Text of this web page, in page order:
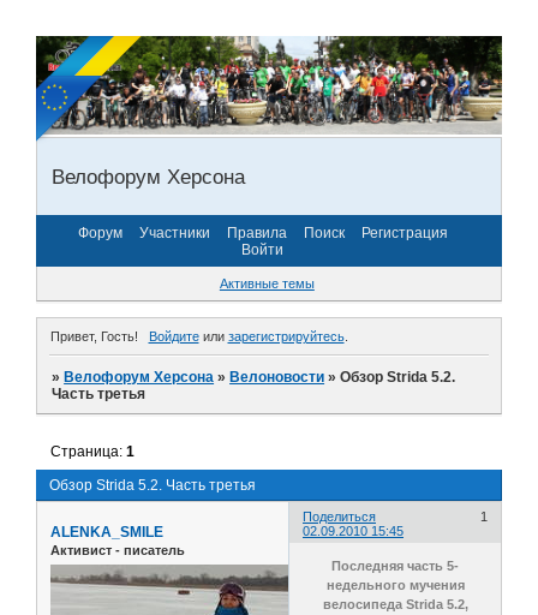
Велофорум Херсона
Форум Участники Правила Поиск
Регистрация
Войти
Активные темы
Привет, Гость! Войдитеили зарегистрируйтесь.
»Велофорум Херсона »Велоновости »Обзор Strida 5.2.
Часть третья
Обзор Strida 5.2. Часть третья
Страница:1
Поделиться
1
02.09.2010 15:45
ALENKA_SMILE
Активист - писатель
Последняя часть 5-
недельного мучения
велосипеда Strida 5.2,